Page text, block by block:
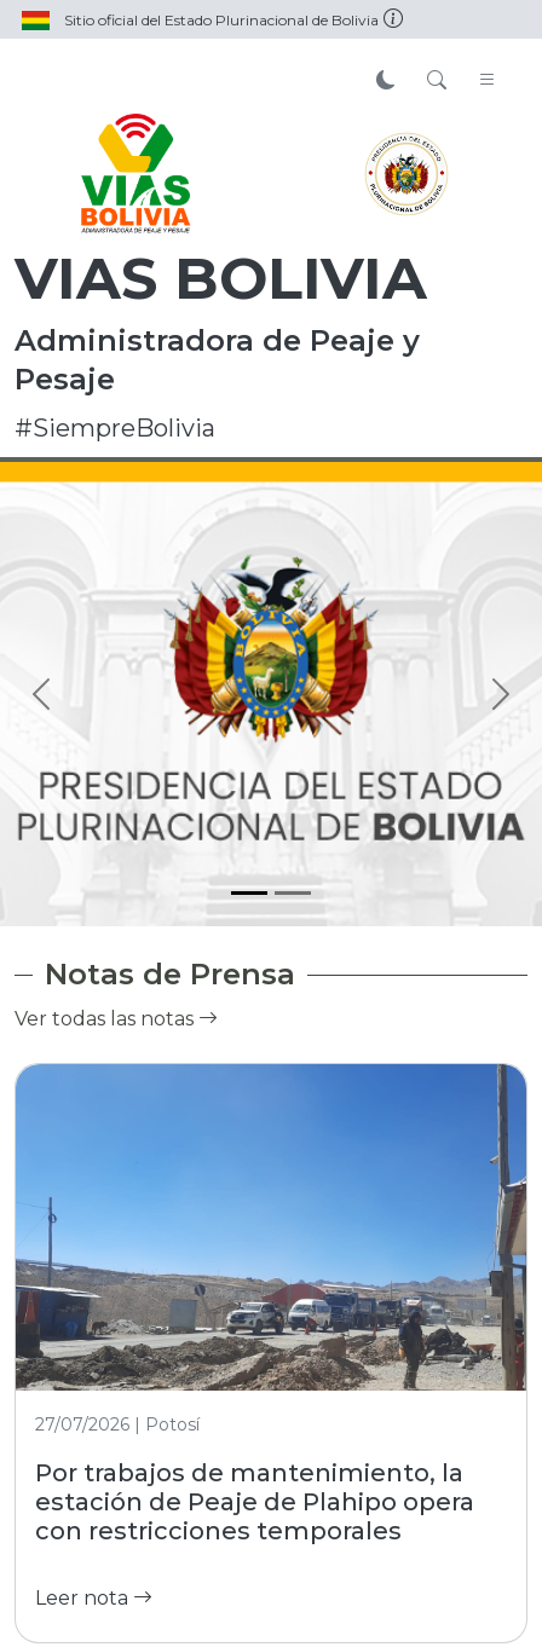
Sitio oficial del Estado Plurinacional de Bolivia
VIAS BOLIVIA
Administradora de Peaje y
Pesaje
#SiempreBolivia
Notas de Prensa
Ver todas las notas
27/07/2026 | Potosí
Por trabajos de mantenimiento, la
estación de Peaje de Plahipo opera
con restricciones temporales
Leer nota